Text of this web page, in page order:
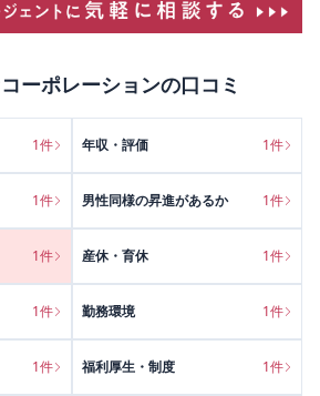
ーポレーションの口コミ
1件 年収・評価 1件
1件 男性同様の昇進があるか 1件
1件 産休・育休 1件
1件 勤務環境 1件
1件 福利厚生・制度 1件